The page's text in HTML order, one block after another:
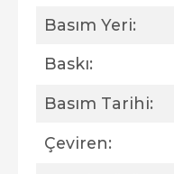
Basım Yeri:
Baskı:
Basım Tarihi:
Çeviren: